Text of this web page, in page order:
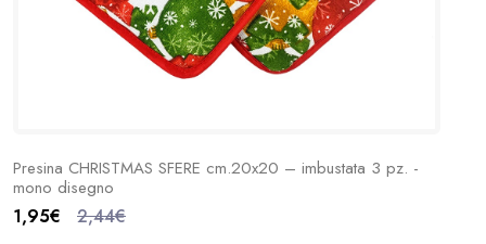
Presina CHRISTMAS SFERE cm.20x20 – imbustata 3 pz. -
mono disegno
1,95€ 2,44€